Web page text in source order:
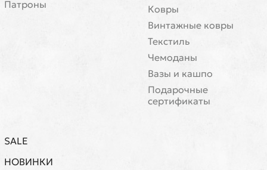
Патроны
Ковры
Винтажные ковры
Текстиль
Чемоданы
Вазы и кашпо
Подарочные
сертификаты
SALE
НОВИНКИ